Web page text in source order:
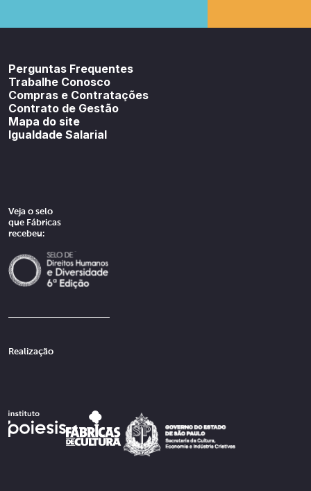
Perguntas Frequentes
Trabalhe Conosco
Compras e Contratações
Contrato de Gestão
Mapa do site
Igualdade Salarial
Veja o selo
que Fábricas
recebeu:
Realização